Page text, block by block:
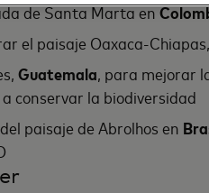
de Santa Marta en
el paisaje Oaxaca-
Guatemala, para mejorar
conservar la biodiversidad
paisaje de Abrolhos en